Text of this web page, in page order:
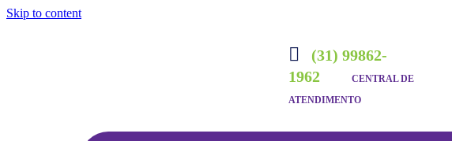
Skip to content
(31) 99862-
1962
CENTRAL DE
ATENDIMENTO